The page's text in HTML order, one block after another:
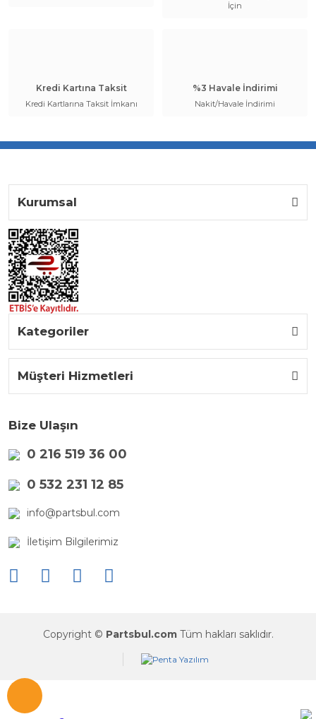
İçin
Kredi Kartına Taksit
Kredi Kartlarına Taksit İmkanı
%3 Havale İndirimi
Nakit/Havale İndirimi
Kurumsal
Kategoriler
Müşteri Hizmetleri
Bize Ulaşın
0 216 519 36 00
0 532 231 12 85
info@partsbul.com
İletişim Bilgilerimiz
Copyright © Partsbul.com Tüm hakları saklıdır.